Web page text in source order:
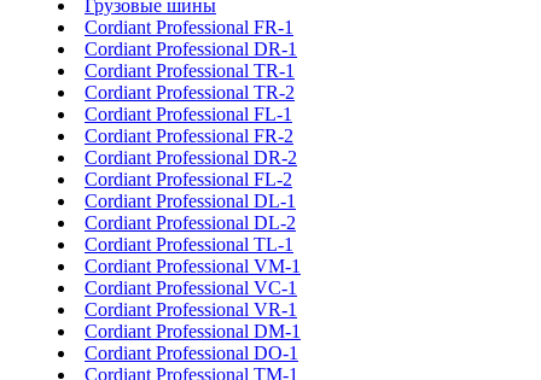
Грузовые шины
Cordiant Professional FR-1
Cordiant Professional DR-1
Cordiant Professional TR-1
Cordiant Professional TR-2
Cordiant Professional FL-1
Cordiant Professional FR-2
Cordiant Professional DR-2
Cordiant Professional FL-2
Cordiant Professional DL-1
Cordiant Professional DL-2
Cordiant Professional TL-1
Cordiant Professional VM-1
Cordiant Professional VC-1
Cordiant Professional VR-1
Cordiant Professional DM-1
Cordiant Professional DO-1
Cordiant Professional TM-1